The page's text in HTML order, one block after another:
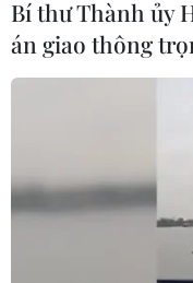
22/07/2026 14:44
Lượng kiều hối về
Ấm áp nghĩa tình
chiến binh Việt
Bí thư Thành ủy
án giao thông